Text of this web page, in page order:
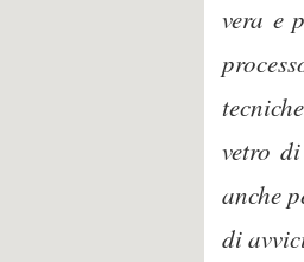
vera e
vetro
anche
di